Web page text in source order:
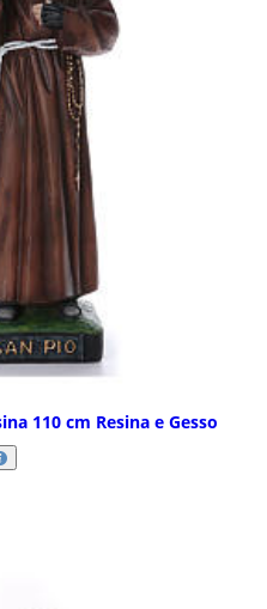
110 cm Resina e Gesso